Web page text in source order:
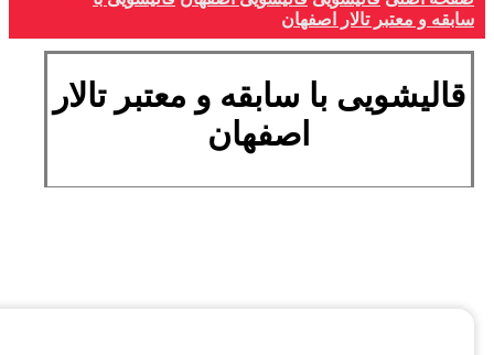
سابقه و معتبر تالار اصفهان
قالیشویی با سابقه و معتبر تالار
اصفهان